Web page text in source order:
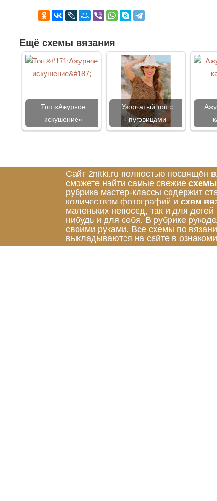
Ещё схемы вязания
Топ «Ажурное
искушение»
Узорчатый топ с
пуговицами
Сайт 2nitki.ru полностью посвящён
сможете найти самые свежие схемы
рубрика мастер-классы содержит
количеством фотографий и схем
маленьких непосед, так и для
нибудь и для себя. В рубрике
своими руками. Все схемы по
выкладываются на сайте в